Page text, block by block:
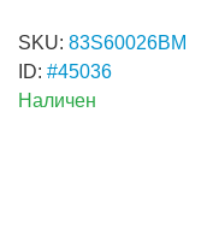
SKU: 83S60026BM
ID: #45036
Наличен